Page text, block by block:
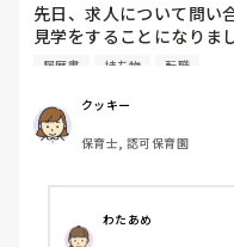
先日、求人について問い
見学をすることになりま
私としては求人に応募し
問しましたが、見学なの
このような場合は本当
でしょうか？
履歴書 持ち物 転職
クッキー
保育士, 認可保育園
わたあめ